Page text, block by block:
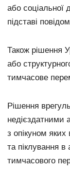
або соціальної
підставі
Також рішення
або
тимчасове
Рішення
недієздатними
з опікуном яких
та піклування в
тимчасового